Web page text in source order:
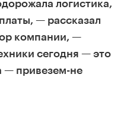
логистика,
— рассказал
компании, —
сегодня — это
— привезем-не